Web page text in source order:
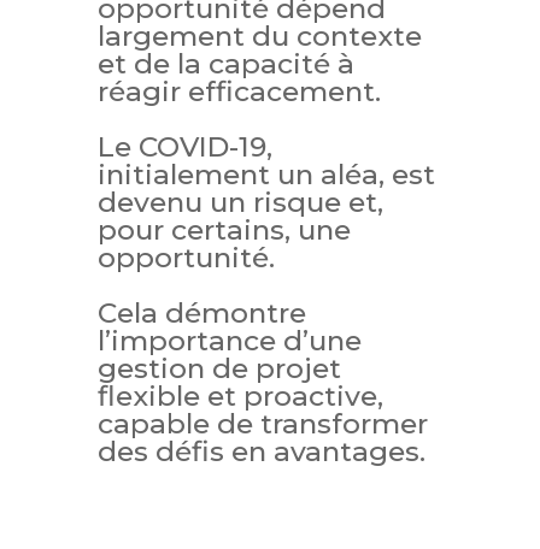
opportunité dépend
largement du contexte
et de la capacité à
réagir efficacement.
Le COVID-19,
initialement un aléa, est
devenu un risque et,
pour certains, une
opportunité.
Cela démontre
l’importance d’une
gestion de projet
flexible et proactive,
capable de transformer
des défis en avantages.